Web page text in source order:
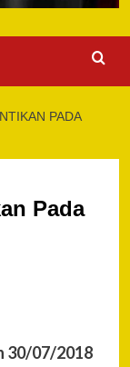
PADA
Pada
30/07/2018